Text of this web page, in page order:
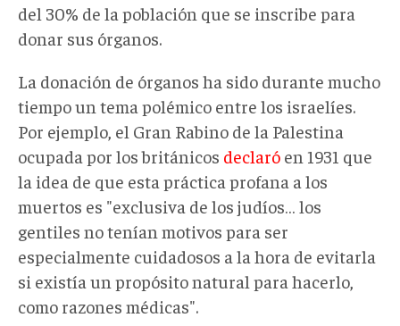
del 30% de la población que se inscribe para
donar sus órganos.
La donación de órganos ha sido durante mucho
tiempo un tema polémico entre los israelíes.
Por ejemplo, el Gran Rabino de la Palestina
ocupada por los británicos declaró en 1931 que
la idea de que esta práctica profana a los
muertos es "exclusiva de los judíos… los
gentiles no tenían motivos para ser
especialmente cuidadosos a la hora de evitarla
si existía un propósito natural para hacerlo,
como razones médicas".